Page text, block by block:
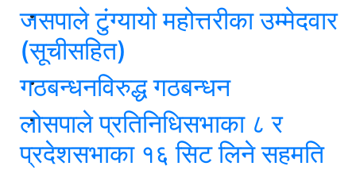
जसपाले टुंग्यायो महोत्तरीका उम्मेदवार
(सूचीसहित)
गठबन्धनविरुद्ध गठबन्धन
लोसपाले प्रतिनिधिसभाका ८ र
प्रदेशसभाका १६ सिट लिने सहमति